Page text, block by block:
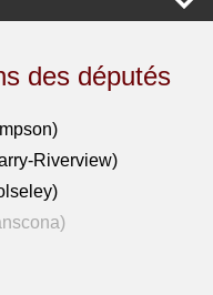
des députés
Riverview)